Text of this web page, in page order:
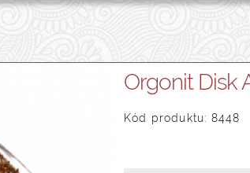
Peňaženky a Tašky
Orgonit Disk
Kód produktu: 8448